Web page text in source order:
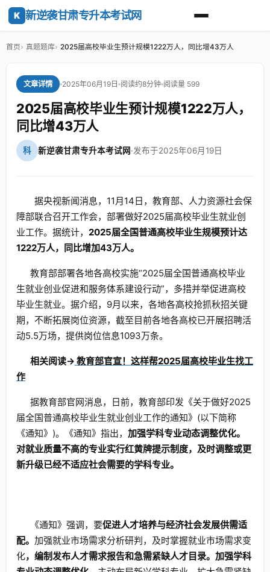
K 新逆袭甘肃专升本考试网
首页 真题题库 2025届高校毕业生预计规模1222万人，同比增43万人
文章详情 2025年06月19日 阅读约8分钟 阅读量 599
2025届高校毕业生预计规模1222万人，
同比增43万人
科 新逆袭甘肃专升本考试网·发布于2025年06月19日
据央视新闻消息，11月14日，教育部、人力资源社会保
障部联合召开工作会，部署做好2025届高校毕业生就业创
业工作。据统计， 2025届全国普通高校毕业生规模预计达
1222万人，同比增加43万人。
教育部部署各地各高校实施“2025届全国普通高校毕业
生就业创业促进和服务体系建设行动”，多措并举促进高校
毕业生就业。据介绍，9月以来，各地各高校抢抓秋招关键
期，不断拓展岗位资源，截至目前各地各高校已开展招聘活
动5.5万场，提供岗位信息1093万条。
相关阅读→ 教育部官宣！这样帮2025届高校毕业生找工
作
据教育部官网消息，日前，教育部印发《关于做好2025
届全国普通高校毕业生就业创业工作的通知》(以下简称
《通知》)。《通知》指出， 加强学科专业动态调整优化。
对就业质量不高的专业实行红黄牌提示制度，及时调整或更
新升级已经不适应社会需要的学科专业。
《通知》强调，要促进人才培养与经济社会发展供需适
配。 加强就业市场需求分析研判，及时掌握就业市场需求变
化，编制发布人才需求报告和急需紧缺人才目录。加强学科